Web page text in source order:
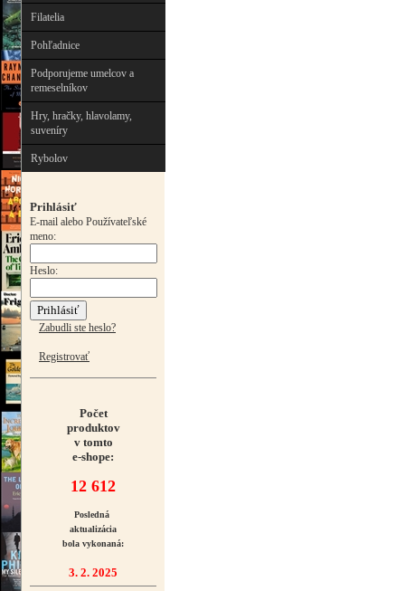
Filatelia
Pohľadnice
Podporujeme umelcov a
remeselníkov
Hry, hračky, hlavolamy,
suveníry
Rybolov
Prihlásiť
E-mail alebo Používateľské
meno:
Heslo:
Zabudli ste heslo?
Registrovať
Počet
produktov
v tomto
e-shope:
12 612
Posledná
aktualizácia
bola vykonaná:
3. 2. 2025